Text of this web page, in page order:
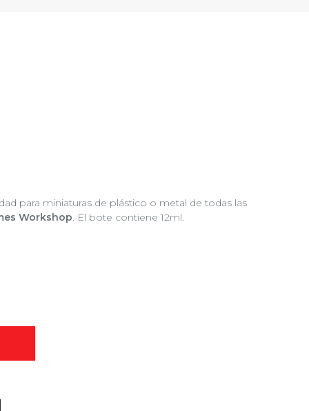
para miniaturas de plástico o metal de todas las
Workshop. El bote contiene 12ml.